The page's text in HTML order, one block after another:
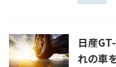
日産
れの車